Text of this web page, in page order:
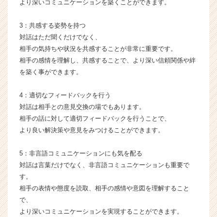
届
就
活
サ
イ
キ
ャ
リ
ア
e
C
r
より深いコミュニケーションを築くことができます。
3：共感する姿勢を持つ
対話はただ聞くだけでなく、
相手の気持ちや状況を共感することが非常に重要です。
相手の感情を理解し、共感することで、より深い信頼関係や絆
を築く事ができます。
4：適切なフィードバックを行う
対話は相手との意見交換の場でもあります。
相手の話に対して適切フィードバックを行うことで、
より良い解決策や意見をみつけることができます。
5：非言語コミュニケーションにも気を配る
対話は言葉だけでなく、非言語コミュニケーションも重要で
す。
相手の表情や態度を読取、相手の感情や意図を理解すること
で、
より深いコミュニケーションを実現することができます。